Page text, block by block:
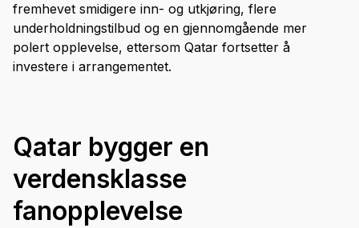
fremhevet smidigere inn- og utkjøring, flere
underholdningstilbud og en gjennomgående mer
polert opplevelse, ettersom Qatar fortsetter å
investere i arrangementet.
Qatar bygger en
verdensklasse
fanopplevelse